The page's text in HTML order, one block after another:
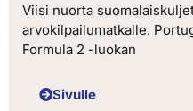
Viisi nuorta
arvokilpailumatkalle.
Formula 2 -luokan
Sivulle